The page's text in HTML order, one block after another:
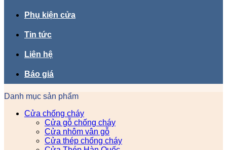
Phụ kiện cửa
Tin tức
Liên hệ
Báo giá
Danh mục sản phẩm
Cửa chống cháy
Cửa gỗ chống cháy
Cửa nhôm vân gỗ
Cửa thép chống cháy